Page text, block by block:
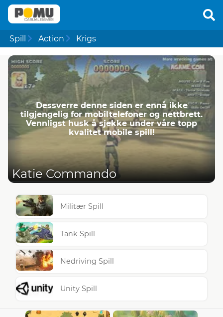
Spill Action Krigs
Dessverre denne siden er ennå ikke
tilgjengelig for mobiltelefoner og nettbrett.
Vennligst husk å sjekke under våre topp
kvalitet mobile spill!
Katie Commando
Militær Spill
Tank Spill
Nedriving Spill
Unity Spill